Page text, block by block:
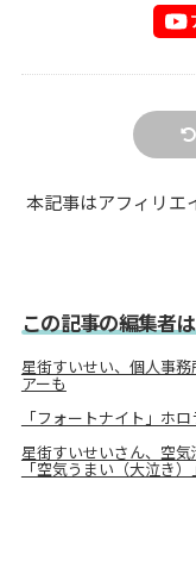
本記事はアフィリエ
この記事の編集者
星街すいせい、個人事
アーも
「フォートナイト」ホ
星街すいせいさん、空
「空気うまい（大泣き）